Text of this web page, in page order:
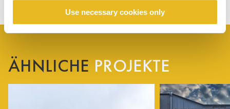
Use necessary cookies only
ÄHNLICHE PROJEKTE